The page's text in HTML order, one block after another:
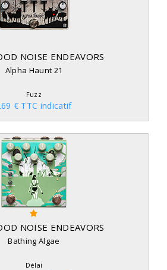
NOISE ENDEAVORS
Alpha Haunt 21
Fuzz
€ TTC indicatif
NOISE ENDEAVORS
Bathing Algae
Délai